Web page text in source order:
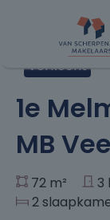
> 1e
Verkocht
+28
1e
MB
72 m² 3
2